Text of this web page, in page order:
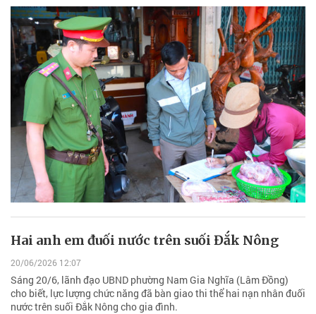
Hai anh em đuối nước trên suối Đắk Nông
20/06/2026 12:07
Sáng 20/6, lãnh đạo UBND phường Nam Gia Nghĩa (Lâm Đồng)
cho biết, lực lượng chức năng đã bàn giao thi thể hai nạn nhân đuối
nước trên suối Đắk Nông cho gia đình.